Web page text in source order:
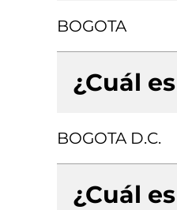
BOGOTA
¿Cuál
BOGOTA D.C.
¿Cuál